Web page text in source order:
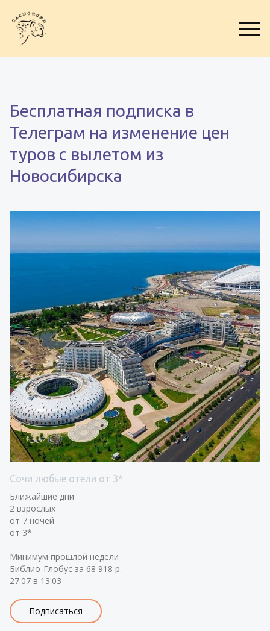
Бесплатная подписка в
Телеграм на изменение цен
туров с вылетом из
Новосибирска
Сочи любые отели от 3*
Ближайшие дни
2 взрослых
от 7 ночей
от 3*
Минимум прошлой недели
Библио-Глобус за 68 918 р.
27.07 в 13:03
Подписаться